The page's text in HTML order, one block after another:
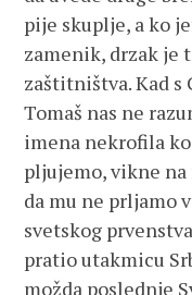
pije skuplje, a ko
zamenik, drzak je
zaštitništva. Kad
Tomaš nas ne
imena nekrofila
pljujemo, vikne na
da mu ne prljamo
svetskog
pratio utakmicu
možda poslednje